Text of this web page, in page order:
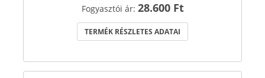
Fogyasztói ár: 28.600 Ft
TERMÉK RÉSZLETES ADATAI